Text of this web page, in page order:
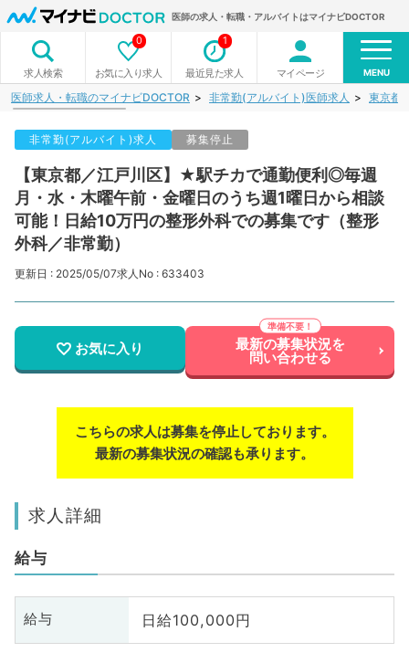
医師の求人・転職・アルバイトはマイナビDOCTOR
求人検索 お気に入り求人
0
最近見た求人
1
マイページ MENU
医師求人・転職のマイナビDOCTOR 非常勤(アルバイト)医師求人 東京都
非常勤(アルバイト)求人 募集停止
【東京都／江戸川区】★駅チカで通勤便利◎毎週
月・水・木曜午前・金曜日のうち週1曜日から相談
可能！日給10万円の整形外科での募集です（整形
外科／非常勤）
更新日 : 2025/05/07求人No : 633403
お気に入り 最新の募集状況を
問い合わせる
こちらの求人は募集を停止しております。
最新の募集状況の確認も承ります。
求人詳細
給与
給与 日給100,000円